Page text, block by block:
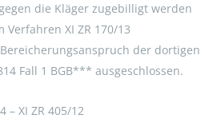
die Kläger zugebilligt werden
XI ZR 170/13
der dortigen
Fall 1 BGB*** ausgeschlossen.
– XI ZR 405/12